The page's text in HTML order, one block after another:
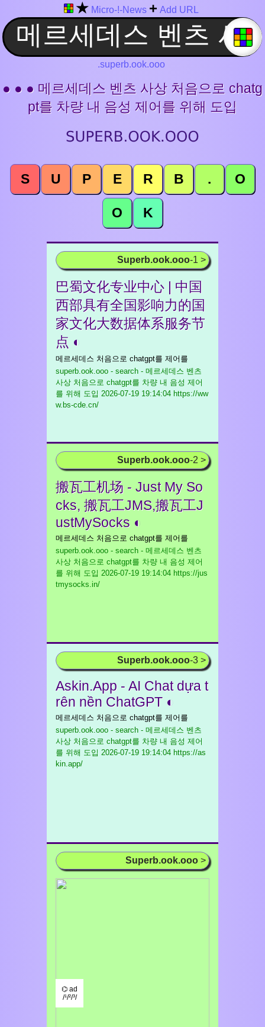
★ Micro-!-News + Add URL
.superb.ook.ooo
● ● ● 메르세데스 벤츠 사상 처음으로 chatg
pt를 차량 내 음성 제어를 위해 도입
S U P E R B . O
O K
Superb.ook.ooo-1 >
巴蜀文化专业中心 | 中国
西部具有全国影响力的国
家文化大数据体系服务节
点 ◐
메르세데스 처음으로 chatgpt를 제어를
superb.ook.ooo - search - 메르세데스 벤츠
사상 처음으로 chatgpt를 차량 내 음성 제어
를 위해 도입 2026-07-19 19:14:04 https://ww
w.bs-cde.cn/
Superb.ook.ooo-2 >
搬瓦工机场 - Just My So
cks, 搬瓦工JMS,搬瓦工J
ustMySocks ◐
메르세데스 처음으로 chatgpt를 제어를
superb.ook.ooo - search - 메르세데스 벤츠
사상 처음으로 chatgpt를 차량 내 음성 제어
를 위해 도입 2026-07-19 19:14:04 https://jus
tmysocks.in/
Superb.ook.ooo-3 >
Askin.App - AI Chat dựa t
rên nền ChatGPT ◐
메르세데스 처음으로 chatgpt를 제어를
superb.ook.ooo - search - 메르세데스 벤츠
사상 처음으로 chatgpt를 차량 내 음성 제어
를 위해 도입 2026-07-19 19:14:04 https://as
kin.app/
Superb.ook.ooo >
⌬ ad
/¹/²/³/